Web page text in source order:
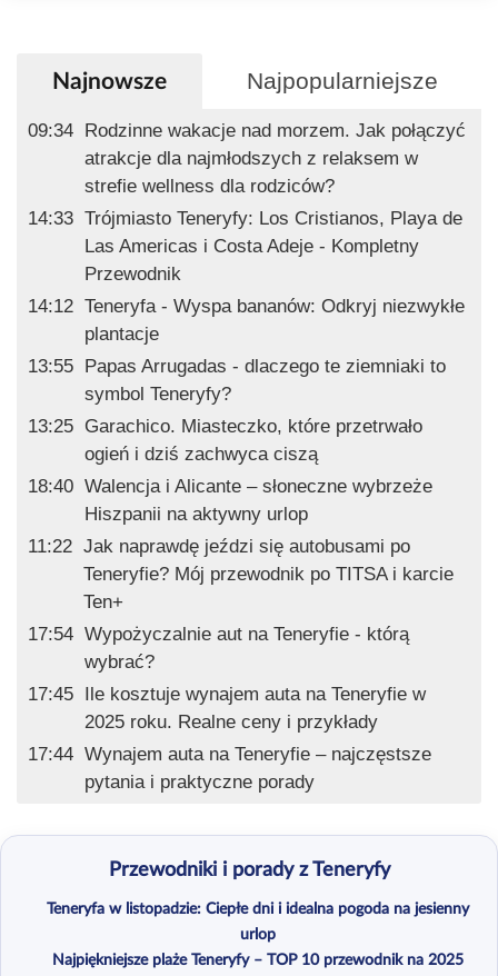
Najnowsze Najpopularniejsze
09:34 Rodzinne wakacje nad morzem. Jak połączyć
atrakcje dla najmłodszych z relaksem w
strefie wellness dla rodziców?
14:33 Trójmiasto Teneryfy: Los Cristianos, Playa de
Las Americas i Costa Adeje - Kompletny
Przewodnik
14:12 Teneryfa - Wyspa bananów: Odkryj niezwykłe
plantacje
13:55 Papas Arrugadas - dlaczego te ziemniaki to
symbol Teneryfy?
13:25 Garachico. Miasteczko, które przetrwało
ogień i dziś zachwyca ciszą
18:40 Walencja i Alicante – słoneczne wybrzeże
Hiszpanii na aktywny urlop
11:22 Jak naprawdę jeździ się autobusami po
Teneryfie? Mój przewodnik po TITSA i karcie
Ten+
17:54 Wypożyczalnie aut na Teneryfie - którą
wybrać?
17:45 Ile kosztuje wynajem auta na Teneryfie w
2025 roku. Realne ceny i przykłady
17:44 Wynajem auta na Teneryfie – najczęstsze
pytania i praktyczne porady
Przewodniki i porady z Teneryfy
Teneryfa w listopadzie: Ciepłe dni i idealna pogoda na jesienny
urlop
Najpiękniejsze plaże Teneryfy – TOP 10 przewodnik na 2025